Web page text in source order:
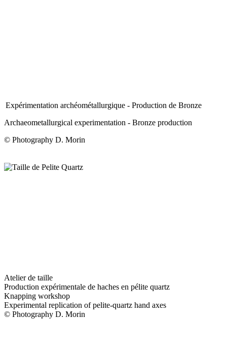
Expérimentation archéométallurgique - Production de Bronze
Archaeometallurgical experimentation - Bronze production
© Photography D. Morin
Atelier de taille
Production expérimentale de haches en pélite quartz
Knapping workshop
Experimental replication of pelite-quartz hand axes
© Photography D. Morin